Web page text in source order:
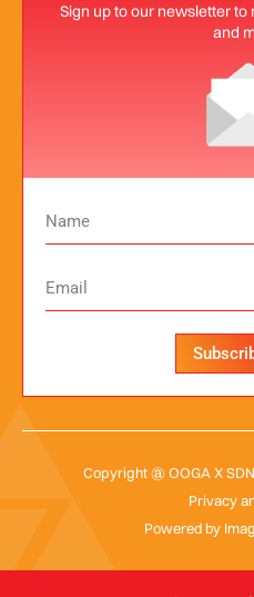
Sign up to our newsletter
and
Copyright @ OOGA X
Privacy
Powered by